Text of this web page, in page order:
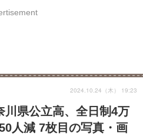
説明会・相談会
川県公立高、全日制4万
人減 7枚目の写真・画
2024.10.24（木） 19:23